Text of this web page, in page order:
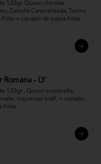
120gr, Queso cheddar
Cebolla Caramelizada, Tocino
Frito + canasto de papas fritas
Romana - LY
120gr , Queso mozzarella,
mayonesa kraff. + canasto
fritas